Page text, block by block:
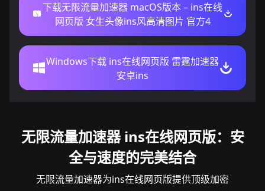
下载无限流量加速器 macOS版本 – ins在线
网页版 女生头像ins风高清图片 官方4
Windows下载 ins在线网页版 雷霆加速器
安卓ins
无限流量加速器 ins在线网页版：安
全与速度的完美结合
无限流量加速器为ins在线网页版提供顶级加密